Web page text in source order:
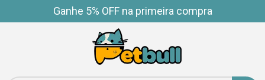
Ganhe 5% OFF na primeira compra